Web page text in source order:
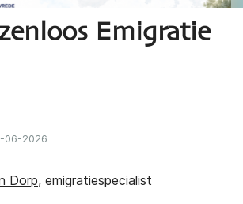
Emigratie
06-2026
Dorp, emigratiespecialist